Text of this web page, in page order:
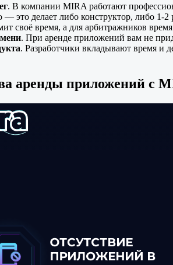
. В компании MIRA работают
— это делает либо конструктор, либо
своё время, а для арбитражников
. При аренде приложений вам не
. Разработчики вкладывают время и
аренды приложений с